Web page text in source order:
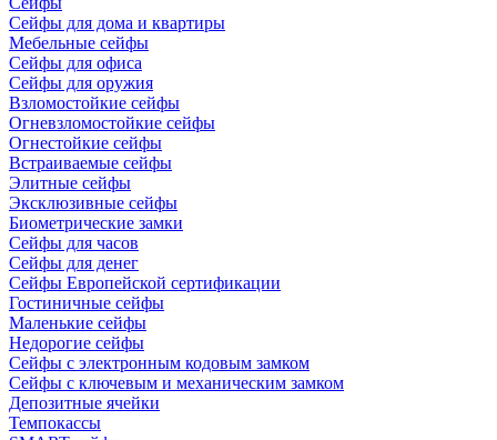
Сейфы для дома и квартиры
Мебельные сейфы
Сейфы для офиса
Сейфы для оружия
Взломостойкие сейфы
Огневзломостойкие сейфы
Огнестойкие сейфы
Встраиваемые сейфы
Элитные сейфы
Эксклюзивные сейфы
Биометрические замки
Сейфы для часов
Сейфы для денег
Сейфы Европейской сертификации
Гостиничные сейфы
Маленькие сейфы
Недорогие сейфы
Сейфы с электронным кодовым замком
Сейфы с ключевым и механическим замком
Депозитные ячейки
Темпокассы